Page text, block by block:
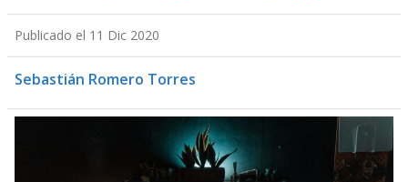
Publicado el 11 Dic 2020
Sebastián Romero Torres